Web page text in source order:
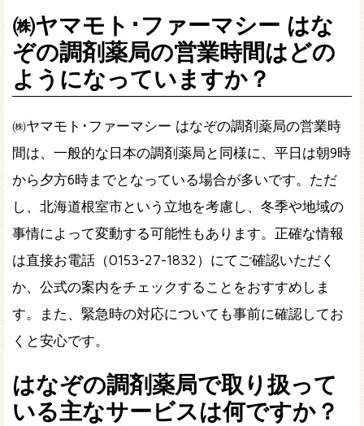
㈱ヤマモト･ファーマシー はな
ぞの調剤薬局の営業時間はどの
ようになっていますか？
㈱ヤマモト･ファーマシー はなぞの調剤薬局の営業時
間は、一般的な日本の調剤薬局と同様に、平日は朝9時
から夕方6時までとなっている場合が多いです。ただ
し、北海道根室市という立地を考慮し、冬季や地域の
事情によって変動する可能性もあります。正確な情報
は直接お電話（0153-27-1832）にてご確認いただく
か、公式の案内をチェックすることをおすすめしま
す。また、緊急時の対応についても事前に確認してお
くと安心です。
はなぞの調剤薬局で取り扱って
いる主なサービスは何ですか？